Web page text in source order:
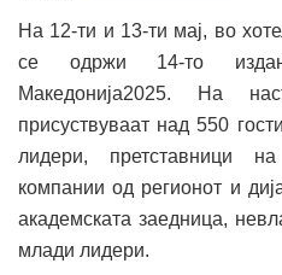
На 12-ти и 13-ти мај, во
се одржи 14-то
Македонија2025. На
присуствуваат над 550
лидери, претставници
компании од регионот и
академската заедница,
млади лидери.